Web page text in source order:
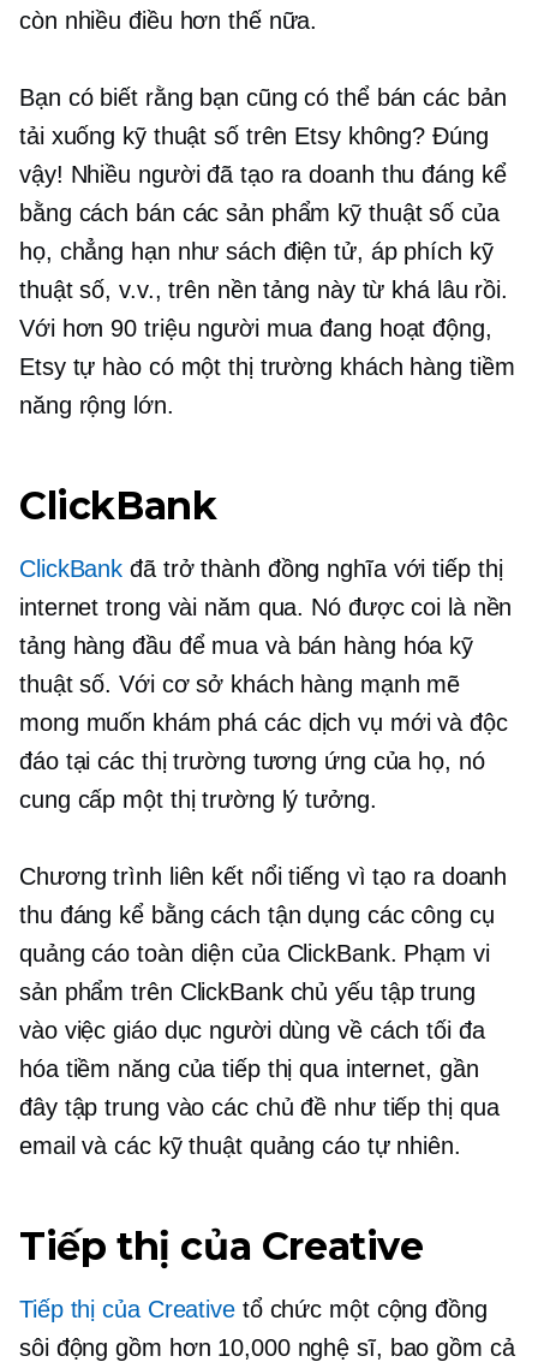
còn nhiều điều hơn thế nữa.
Bạn có biết rằng bạn cũng có thể bán các bản
tải xuống kỹ thuật số trên Etsy không? Đúng
vậy! Nhiều người đã tạo ra doanh thu đáng kể
bằng cách bán các sản phẩm kỹ thuật số của
họ, chẳng hạn như sách điện tử, áp phích kỹ
thuật số, v.v., trên nền tảng này từ khá lâu rồi.
Với hơn 90 triệu người mua đang hoạt động,
Etsy tự hào có một thị trường khách hàng tiềm
năng rộng lớn.
ClickBank
ClickBank đã trở thành đồng nghĩa với tiếp thị
internet trong vài năm qua. Nó được coi là nền
tảng hàng đầu để mua và bán hàng hóa kỹ
thuật số. Với cơ sở khách hàng mạnh mẽ
mong muốn khám phá các dịch vụ mới và độc
đáo tại các thị trường tương ứng của họ, nó
cung cấp một thị trường lý tưởng.
Chương trình liên kết nổi tiếng vì tạo ra doanh
thu đáng kể bằng cách tận dụng các công cụ
quảng cáo toàn diện của ClickBank. Phạm vi
sản phẩm trên ClickBank chủ yếu tập trung
vào việc giáo dục người dùng về cách tối đa
hóa tiềm năng của tiếp thị qua internet, gần
đây tập trung vào các chủ đề như tiếp thị qua
email và các kỹ thuật quảng cáo tự nhiên.
Tiếp thị của Creative
Tiếp thị của Creativetổ chức một cộng đồng
sôi động gồm hơn 10,000 nghệ sĩ, bao gồm cả